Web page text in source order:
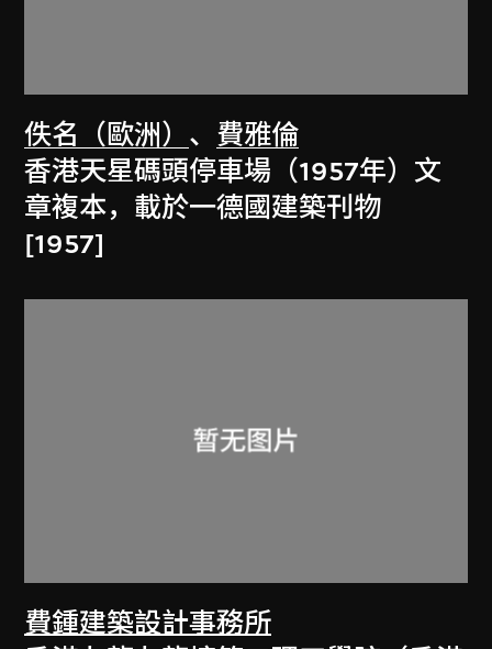
佚名（歐洲） 、 費雅倫
香港天星碼頭停車場（1957年）文
章複本，載於一德國建築刊物
[1957]
費鍾建築設計事務所